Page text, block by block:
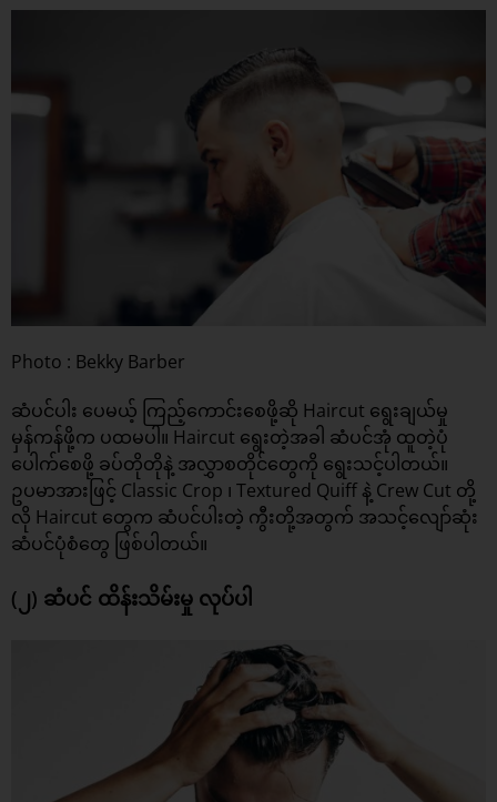
Photo : Bekky Barber
ဆံပင်ပါး ပေမယ့် ကြည့်ကောင်းစေဖို့ဆို Haircut ရွေးချယ်မှု
မှန်ကန်ဖို့က ပထမပါ။ Haircut ရွေးတဲ့အခါ ဆံပင်အုံ ထူတဲ့ပုံ
ပေါက်စေဖို့ ခပ်တိုတိုနဲ့ အလွှာစတိုင်တွေကို ရွေးသင့်ပါတယ်။
ဥပမာအားဖြင့် Classic Crop ၊ Textured Quiff နဲ့ Crew Cut တို့
လို Haircut တွေက ဆံပင်ပါးတဲ့ ကွီးတို့အတွက် အသင့်လျော်ဆုံး
ဆံပင်ပုံစံတွေ ဖြစ်ပါတယ်။
(၂) ဆံပင် ထိန်းသိမ်းမှု လုပ်ပါ